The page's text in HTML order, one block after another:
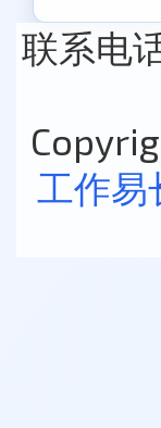
联系电
工作易